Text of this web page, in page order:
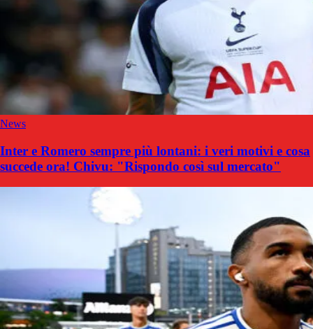
News
Inter e Romero sempre più lontani: i veri motivi e cosa
succede ora! Chivu: "Rispondo così sul mercato"